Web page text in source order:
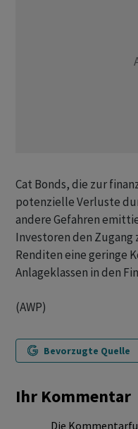
Cat Bonds, die zur
potenzielle Verluste
andere Gefahren
Investoren den Zugang
Renditen eine geringe
Anlageklassen in den
(AWP)
Bevorzugte Quelle
Ihr Kommentar
Die